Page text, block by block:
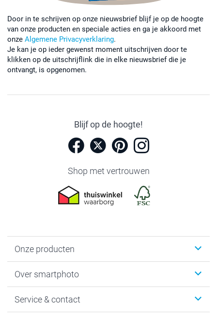
Door in te schrijven op onze nieuwsbrief blijf je op de hoogte
van onze producten en speciale acties en ga je akkoord met
onze Algemene Privacyverklaring.
Je kan je op ieder gewenst moment uitschrijven door te
klikken op de uitschrijflink die in elke nieuwsbrief die je
ontvangt, is opgenomen.
Blijf op de hoogte!
Shop met vertrouwen
Onze producten
Fotoboeken
Fotocadeaus
Over smartphoto
Vacatures
Service & contact